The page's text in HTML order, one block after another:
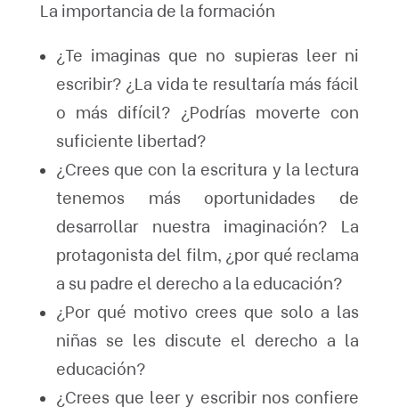
La importancia de la formación
¿Te imaginas que no supieras leer ni
escribir? ¿La vida te resultaría más fácil
o más difícil? ¿Podrías moverte con
suficiente libertad?
¿Crees que con la escritura y la lectura
tenemos más oportunidades de
desarrollar nuestra imaginación? La
protagonista del film, ¿por qué reclama
a su padre el derecho a la educación?
¿Por qué motivo crees que solo a las
niñas se les discute el derecho a la
educación?
¿Crees que leer y escribir nos confiere